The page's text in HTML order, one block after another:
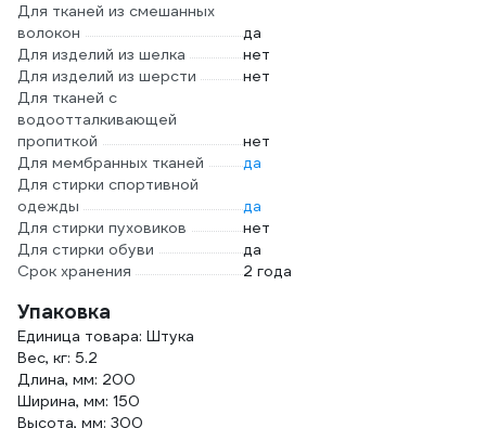
Для тканей из смешанных
волокон
да
Для изделий из шелка
нет
Для изделий из шерсти
нет
Для тканей с
водоотталкивающей
пропиткой
нет
Для мембранных тканей
да
Для стирки спортивной
одежды
да
Для стирки пуховиков
нет
Для стирки обуви
да
Срок хранения
2 года
Упаковка
Единица товара: Штука
Вес, кг: 5.2
Длина, мм: 200
Ширина, мм: 150
Высота, мм: 300